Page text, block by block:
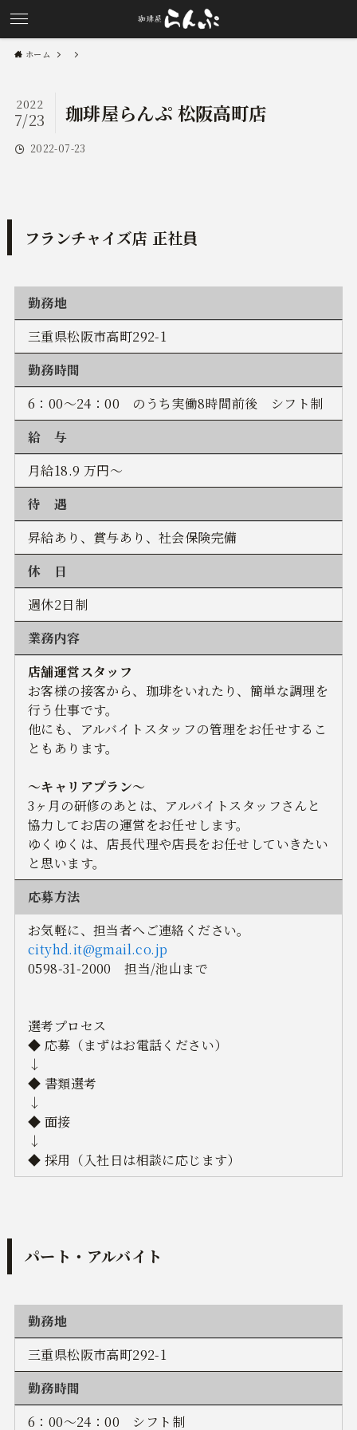
ホーム
珈琲屋らんぷ 松阪高町店
2022
7/23
2022-07-23
フランチャイズ店 正社員
勤務地
三重県松阪市高町292-1
勤務時間
6：00～24：00 のうち実働8時間前後 シフト制
給 与
月給18.9 万円～
待 遇
昇給あり、賞与あり、社会保険完備
休 日
週休2日制
業務内容
店舗運営スタッフ
お客様の接客から、珈琲をいれたり、簡単な調理を
行う仕事です。
他にも、アルバイトスタッフの管理をお任せするこ
ともあります。
～キャリアプラン～
3ヶ月の研修のあとは、アルバイトスタッフさんと
協力してお店の運営をお任せします。
ゆくゆくは、店長代理や店長をお任せしていきたい
と思います。
応募方法
お気軽に、担当者へご連絡ください。
cityhd.it@gmail.co.jp
0598-31-2000 担当/池山まで
選考プロセス
◆ 応募（まずはお電話ください）
↓
◆ 書類選考
↓
◆ 面接
↓
◆ 採用（入社日は相談に応じます）
パート・アルバイト
勤務地
三重県松阪市高町292-1
勤務時間
6：00～24：00 シフト制